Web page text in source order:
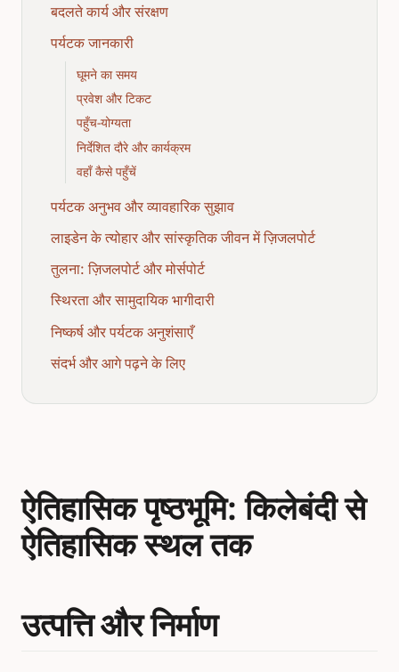
बदलते कार्य और संरक्षण
पर्यटक जानकारी
घूमने का समय
प्रवेश और टिकट
पहुँच-योग्यता
निर्देशित दौरे और कार्यक्रम
वहाँ कैसे पहुँचें
पर्यटक अनुभव और व्यावहारिक सुझाव
लाइडेन के त्योहार और सांस्कृतिक जीवन में ज़िजलपोर्ट
तुलना: ज़िजलपोर्ट और मोर्सपोर्ट
स्थिरता और सामुदायिक भागीदारी
निष्कर्ष और पर्यटक अनुशंसाएँ
संदर्भ और आगे पढ़ने के लिए
ऐतिहासिक पृष्ठभूमि: किलेबंदी से
ऐतिहासिक स्थल तक
उत्पत्ति और निर्माण